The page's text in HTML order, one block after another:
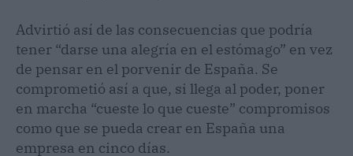
Advirtió así de las consecuencias que podría
tener “darse una alegría en el estómago” en vez
de pensar en el porvenir de España. Se
comprometió así a que, si llega al poder, poner
en marcha “cueste lo que cueste” compromisos
como que se pueda crear en España una
empresa en cinco días.